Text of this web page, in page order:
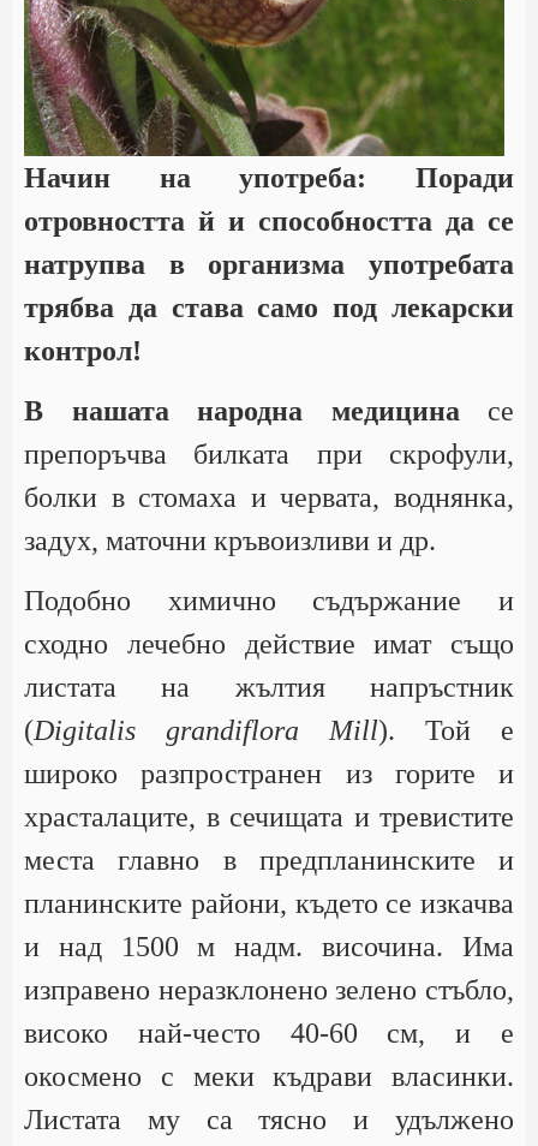
Начин на употреба:
Поради
отровността й и способността да се
натрупва в организма употребата
трябва да става само под лекарски
контрол!
В нашата народна медицина се
препоръчва билката при скрофули,
болки в стомаха и червата, воднянка,
задух, маточни кръвоизливи и др.
Подобно химично съдържание и
сходно лечебно действие имат също
листата на жълтия напръстник
(Digitalis grandiflora Mill). Той е
широко разпространен из горите и
храсталаците, в сечищата и тревистите
места главно в предпланинските и
планинските райони, където се изкачва
и над 1500 м надм. височина. Има
изправено неразклонено зелено стъбло,
високо най-често 40-60 см, и е
окосмено с меки къдрави власинки.
Листата му са тясно и удължено